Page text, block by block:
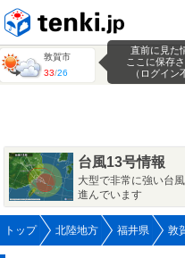
敦賀市
33/26
直前に見た
ここに保存
（ログイン
台風13号情報
大型で非常に強い台
進んでいます
トップ 北陸地方 福井県 敦